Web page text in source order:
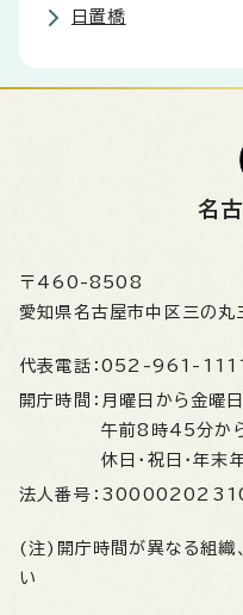
日置橋
名
〒460-8508
愛知県名古屋市中区三の
代表電話： 052-961-1111
開庁時間： 月曜日から金曜
午前8時45分か
休日・祝日・年末
法人番号：
(注)開庁時間が異なる組織
い